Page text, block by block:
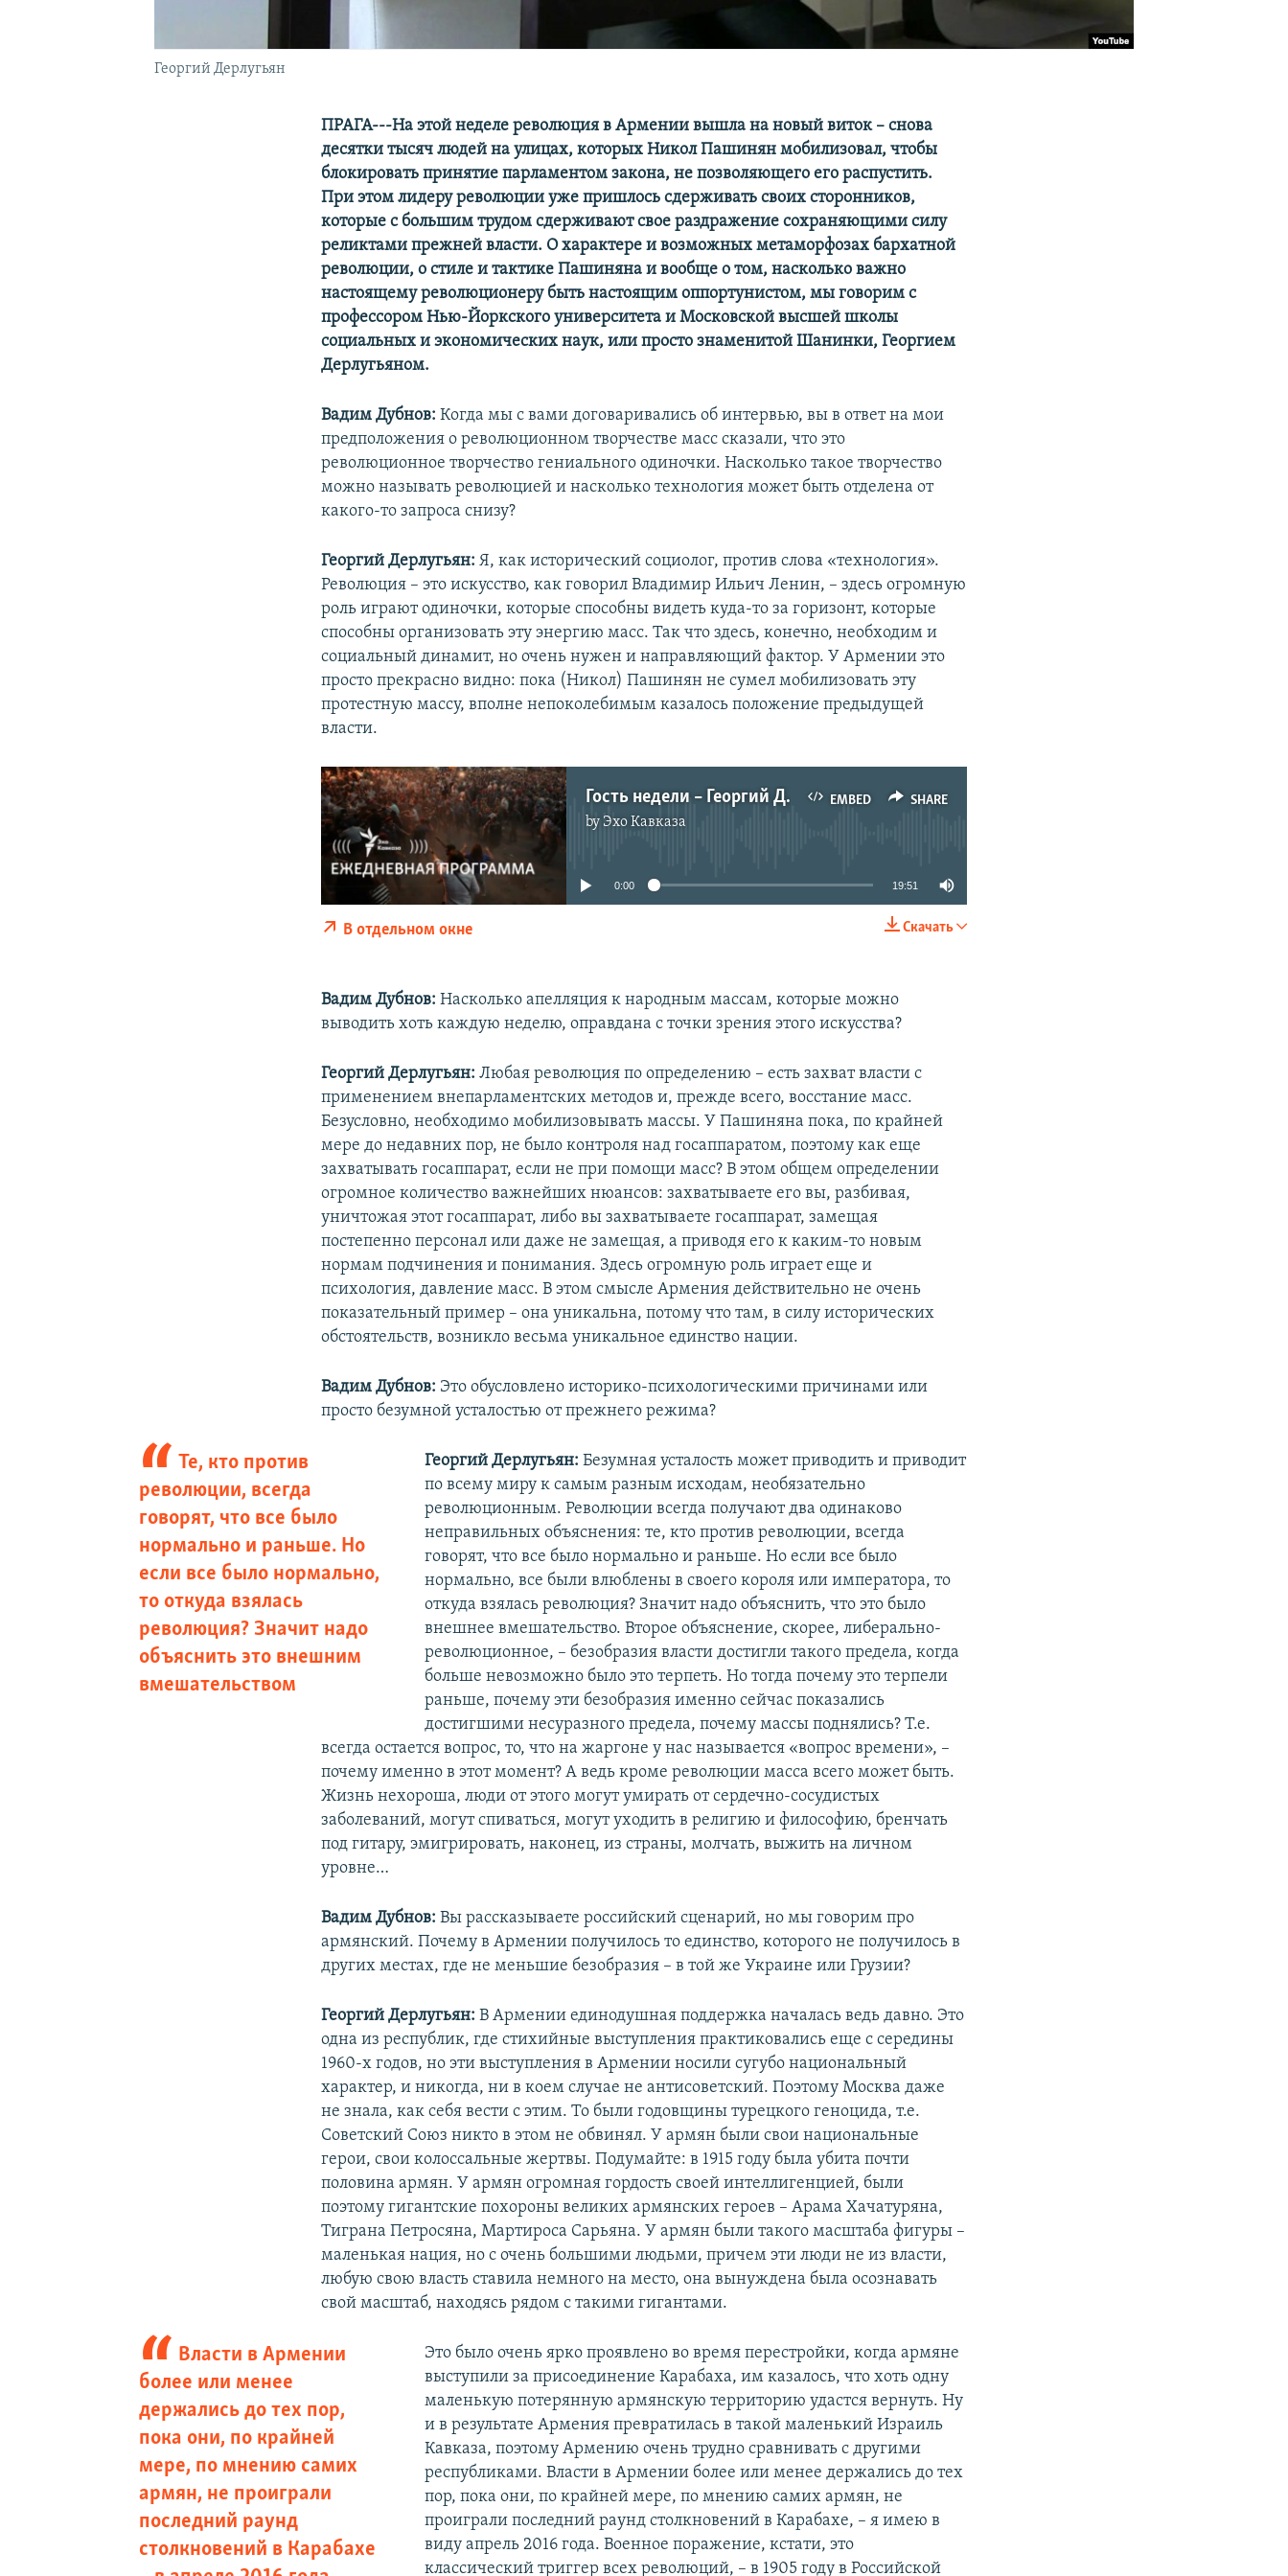
Георгий Дерлугьян
ПРАГА---На этой неделе революция в Армении вышла на новый виток – снова
десятки тысяч людей на улицах, которых Никол Пашинян мобилизовал, чтобы
блокировать принятие парламентом закона, не позволяющего его распустить.
При этом лидеру революции уже пришлось сдерживать своих сторонников,
которые с большим трудом сдерживают свое раздражение сохраняющими силу
реликтами прежней власти. О характере и возможных метаморфозах бархатной
революции, о стиле и тактике Пашиняна и вообще о том, насколько важно
настоящему революционеру быть настоящим оппортунистом, мы говорим с
профессором Нью-Йоркского университета и Московской высшей школы
социальных и экономических наук, или просто знаменитой Шанинки, Георгием
Дерлугьяном.
Вадим Дубнов:Когда мы с вами договаривались об интервью, вы в ответ на мои
предположения о революционном творчестве масс сказали, что это
революционное творчество гениального одиночки. Насколько такое творчество
можно называть революцией и насколько технология может быть отделена от
какого-то запроса снизу?
Георгий Дерлугьян:Я, как исторический социолог, против слова «технология».
Революция – это искусство, как говорил Владимир Ильич Ленин, – здесь огромную
роль играют одиночки, которые способны видеть куда-то за горизонт, которые
способны организовать эту энергию масс. Так что здесь, конечно, необходим и
социальный динамит, но очень нужен и направляющий фактор. У Армении это
просто прекрасно видно: пока (Никол) Пашинян не сумел мобилизовать эту
протестную массу, вполне непоколебимым казалось положение предыдущей
власти.
EMBED SHARE
Гость недели – Георгий Дерлугьян
by Эхо Кавказа
No media source currently available
0:00 19:51
Скачать
В отдельном окне
Вадим Дубнов:Насколько апелляция к народным массам, которые можно
выводить хоть каждую неделю, оправдана с точки зрения этого искусства?
Георгий Дерлугьян:Любая революция по определению – есть захват власти с
применением внепарламентских методов и, прежде всего, восстание масс.
Безусловно, необходимо мобилизовывать массы. У Пашиняна пока, по крайней
мере до недавних пор, не было контроля над госаппаратом, поэтому как еще
захватывать госаппарат, если не при помощи масс? В этом общем определении
огромное количество важнейших нюансов: захватываете его вы, разбивая,
уничтожая этот госаппарат, либо вы захватываете госаппарат, замещая
постепенно персонал или даже не замещая, а приводя его к каким-то новым
нормам подчинения и понимания. Здесь огромную роль играет еще и
психология, давление масс. В этом смысле Армения действительно не очень
показательный пример – она уникальна, потому что там, в силу исторических
обстоятельств, возникло весьма уникальное единство нации.
Вадим Дубнов: Это обусловлено историко-психологическими причинами или
просто безумной усталостью от прежнего режима?
Те, кто против
революции, всегда
говорят, что все было
нормально и раньше. Но
если все было нормально,
то откуда взялась
революция? Значит надо
объяснить это внешним
вмешательством
Георгий Дерлугьян: Безумная усталость может приводить и приводит
по всему миру к самым разным исходам, необязательно
революционным. Революции всегда получают два одинаково
неправильных объяснения: те, кто против революции, всегда
говорят, что все было нормально и раньше. Но если все было
нормально, все были влюблены в своего короля или императора, то
откуда взялась революция? Значит надо объяснить, что это было
внешнее вмешательство. Второе объяснение, скорее, либерально-
революционное, – безобразия власти достигли такого предела, когда
больше невозможно было это терпеть. Но тогда почему это терпели
раньше, почему эти безобразия именно сейчас показались
достигшими несуразного предела, почему массы поднялись? Т.е.
всегда остается вопрос, то, что на жаргоне у нас называется «вопрос времени», –
почему именно в этот момент? А ведь кроме революции масса всего может быть.
Жизнь нехороша, люди от этого могут умирать от сердечно-сосудистых
заболеваний, могут спиваться, могут уходить в религию и философию, бренчать
под гитару, эмигрировать, наконец, из страны, молчать, выжить на личном
уровне…
Вадим Дубнов: Вы рассказываете российский сценарий, но мы говорим про
армянский. Почему в Армении получилось то единство, которого не получилось в
других местах, где не меньшие безобразия – в той же Украине или Грузии?
Георгий Дерлугьян: В Армении единодушная поддержка началась ведь давно. Это
одна из республик, где стихийные выступления практиковались еще с середины
1960-х годов, но эти выступления в Армении носили сугубо национальный
характер, и никогда, ни в коем случае не антисоветский. Поэтому Москва даже
не знала, как себя вести с этим. То были годовщины турецкого геноцида, т.е.
Советский Союз никто в этом не обвинял. У армян были свои национальные
герои, свои колоссальные жертвы. Подумайте: в 1915 году была убита почти
половина армян. У армян огромная гордость своей интеллигенцией, были
поэтому гигантские похороны великих армянских героев – Арама Хачатуряна,
Тиграна Петросяна, Мартироса Сарьяна. У армян были такого масштаба фигуры –
маленькая нация, но с очень большими людьми, причем эти люди не из власти,
любую свою власть ставила немного на место, она вынуждена была осознавать
свой масштаб, находясь рядом с такими гигантами.
Власти в Армении
более или менее
держались до тех пор,
пока они, по крайней
мере, по мнению самих
армян, не проиграли
последний раунд
столкновений в Карабахе
Это было очень ярко проявлено во время перестройки, когда армяне
выступили за присоединение Карабаха, им казалось, что хоть одну
маленькую потерянную армянскую территорию удастся вернуть. Ну
и в результате Армения превратилась в такой маленький Израиль
Кавказа, поэтому Армению очень трудно сравнивать с другими
республиками. Власти в Армении более или менее держались до тех
пор, пока они, по крайней мере, по мнению самих армян, не
проиграли последний раунд столкновений в Карабахе, – я имею в
виду апрель 2016 года. Военное поражение, кстати, это
классический триггер всех революций, – в 1905 году в Российской